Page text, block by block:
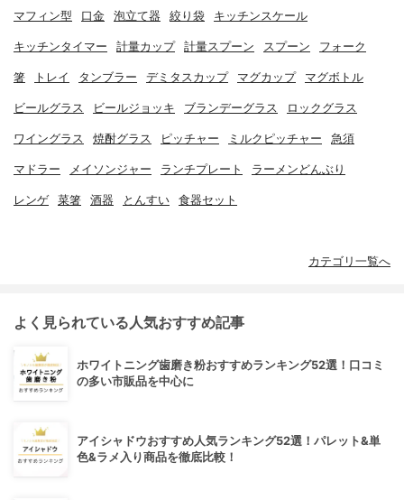
マフィン型 口金 泡立て器 絞り袋 キッチンスケール
キッチンタイマー 計量カップ 計量スプーン スプーン フォーク
箸 トレイ タンブラー デミタスカップ マグカップ マグボトル
ビールグラス ビールジョッキ ブランデーグラス ロックグラス
ワイングラス 焼酎グラス ピッチャー ミルクピッチャー 急須
マドラー メイソンジャー ランチプレート ラーメンどんぶり
レンゲ 菜箸 酒器 とんすい 食器セット
カテゴリ一覧へ
よく見られている人気おすすめ記事
ホワイトニング歯磨き粉おすすめランキング52選！口コミ
の多い市販品を中心に
アイシャドウおすすめ人気ランキング52選！パレット&単
色&ラメ入り商品を徹底比較！